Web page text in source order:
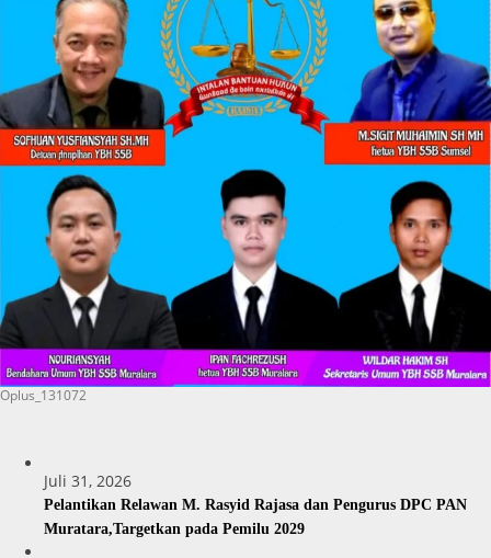
Oplus_131072
Juli 31, 2026
Pelantikan Relawan M. Rasyid Rajasa dan Pengurus DPC PAN
Muratara,Targetkan pada Pemilu 2029